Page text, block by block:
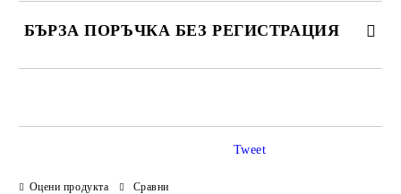
БЪРЗА ПОРЪЧКА БЕЗ РЕГИСТРАЦИЯ
Оцени продукта Сравни
Tweet